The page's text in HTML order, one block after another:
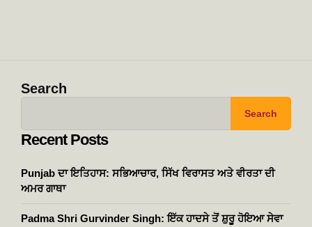
Search
Search
Recent Posts
Punjab ਦਾ ਇਤਿਹਾਸ: ਸਭਿਆਚਾਰ, ਸਿੱਖ ਵਿਰਾਸਤ ਅਤੇ ਵੀਰਤਾ ਦੀ
ਅਮਰ ਗਾਥਾ
Padma Shri Gurvinder Singh: ਇੱਕ ਹਾਦਸੇ ਤੋਂ ਸ਼ੁਰੂ ਹੋਇਆ ਸੇਵਾ